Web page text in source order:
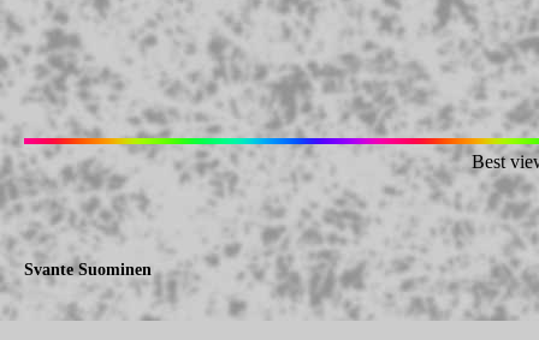
Best
Svante Suominen